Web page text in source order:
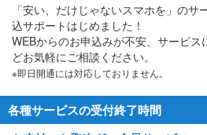
「安い、だけじゃないスマホを」の
込サポートはじめました！
WEBからのお申込みが不安、サービス
どお気軽にご相談ください。
※即日開通には対応しておりません。
各種サービスの受付終了時間